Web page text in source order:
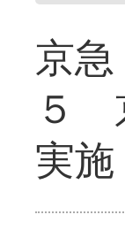
京
５
実施